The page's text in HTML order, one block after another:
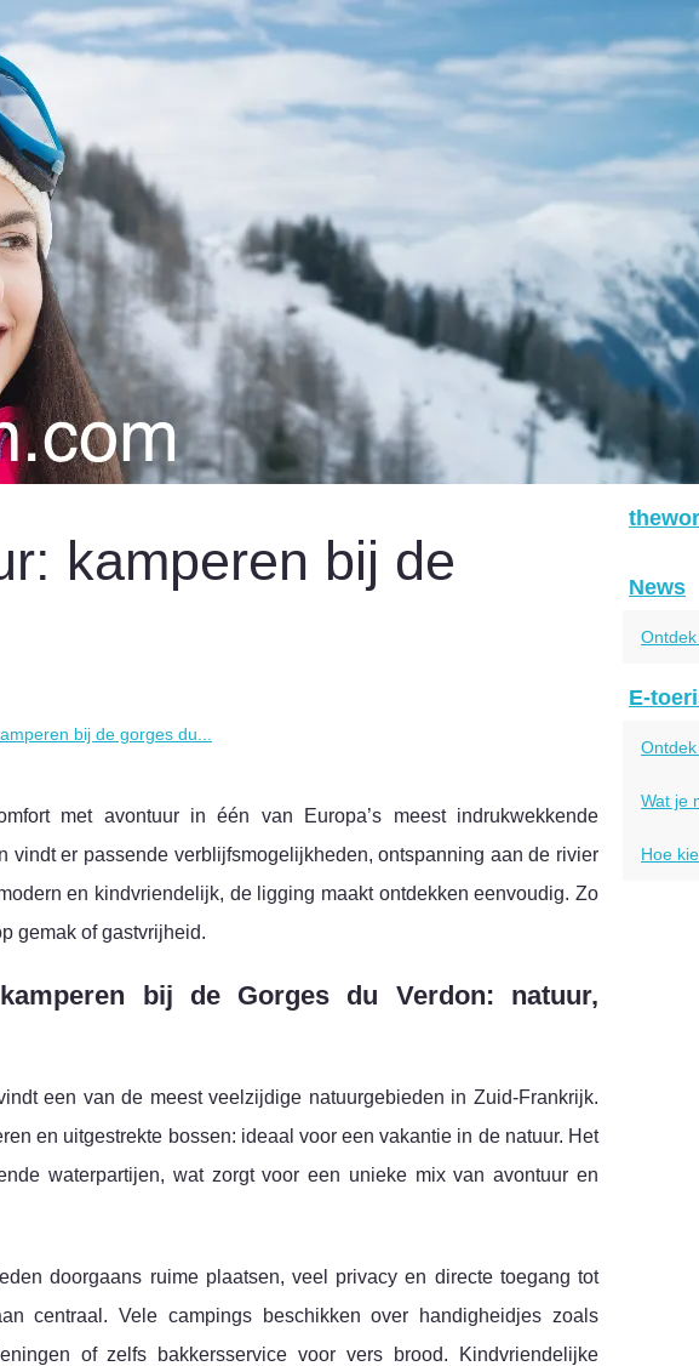
kamperen bij de
bij de gorges du...
met avontuur in één van Europa’s meest indrukwekkende
vindt er passende verblijfsmogelijkheden, ontspanning aan de rivier
en kindvriendelijk, de ligging maakt ontdekken eenvoudig. Zo
gemak of gastvrijheid.
bij de Gorges du Verdon: natuur,
een van de meest veelzijdige natuurgebieden in Zuid-Frankrijk.
en uitgestrekte bossen: ideaal voor een vakantie in de natuur. Het
waterpartijen, wat zorgt voor een unieke mix van avontuur en
doorgaans ruime plaatsen, veel privacy en directe toegang tot
centraal. Vele campings beschikken over handigheidjes zoals
of zelfs bakkersservice voor vers brood. Kindvriendelijke
News
Ontdek
E-
Ontdek
Wat je
Hoe